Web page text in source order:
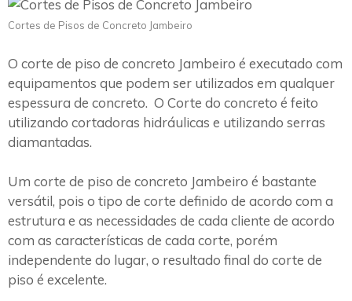
Cortes de Pisos de Concreto Jambeiro
O corte de piso de concreto Jambeiro é executado com
equipamentos que podem ser utilizados em qualquer
espessura de concreto. O Corte do concreto é feito
utilizando cortadoras hidráulicas e utilizando serras
diamantadas.
Um corte de piso de concreto Jambeiro é bastante
versátil, pois o tipo de corte definido de acordo com a
estrutura e as necessidades de cada cliente de acordo
com as características de cada corte, porém
independente do lugar, o resultado final do corte de
piso é excelente.